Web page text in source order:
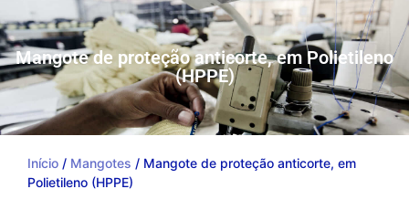
Mangote de proteção anticorte, em Polietileno
(HPPE)
Início / Mangotes / Mangote de proteção anticorte, em
Polietileno (HPPE)